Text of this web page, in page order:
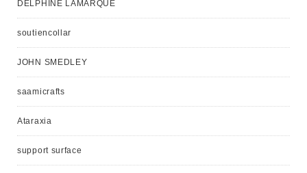
DELPHINE LAMARQUE
soutiencollar
JOHN SMEDLEY
saamicrafts
Ataraxia
support surface